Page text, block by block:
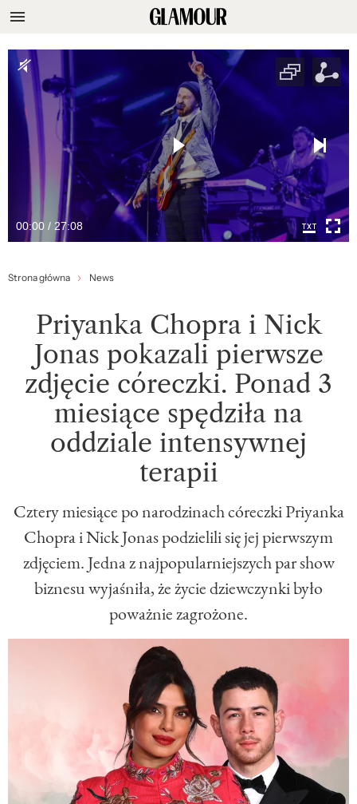
00:00 / 27:08
Strona główna News
Priyanka Chopra i Nick
Jonas pokazali pierwsze
zdjęcie córeczki. Ponad 3
miesiące spędziła na
oddziale intensywnej
terapii
Cztery miesiące po narodzinach córeczki Priyanka
Chopra i Nick Jonas podzielili się jej pierwszym
zdjęciem. Jedna z najpopularniejszych par show
biznesu wyjaśniła, że życie dziewczynki było
poważnie zagrożone.